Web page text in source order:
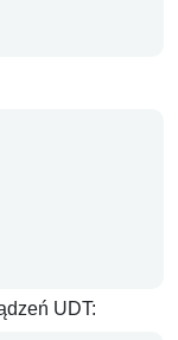
UDT: